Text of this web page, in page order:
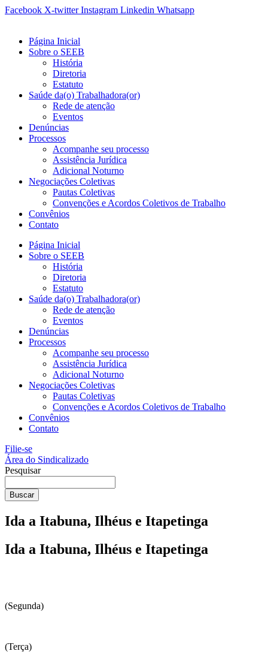
Ir
conteúdo
Facebook X-twitter Instagram Linkedin Whatsapp
Página Inicial
Sobre o SEEB
História
Diretoria
Estatuto
Saúde da(o) Trabalhadora(or)
Rede de atenção
Eventos
Denúncias
Processos
Acompanhe seu processo
Assistência Jurídica
Adicional Noturno
Negociações Coletivas
Pautas Coletivas
Convenções e Acordos Coletivos de Trabalho
Convênios
Contato
Página Inicial
Sobre o SEEB
História
Diretoria
Estatuto
Saúde da(o) Trabalhadora(or)
Rede de atenção
Eventos
Denúncias
Processos
Acompanhe seu processo
Assistência Jurídica
Adicional Noturno
Negociações Coletivas
Pautas Coletivas
Convenções e Acordos Coletivos de Trabalho
Convênios
Contato
Filie-se
Área do Sindicalizado
Pesquisar
Buscar
Ida a Itabuna, Ilhéus e Itapetinga
Ida a Itabuna, Ilhéus e Itapetinga
(Segunda)
(Terça)